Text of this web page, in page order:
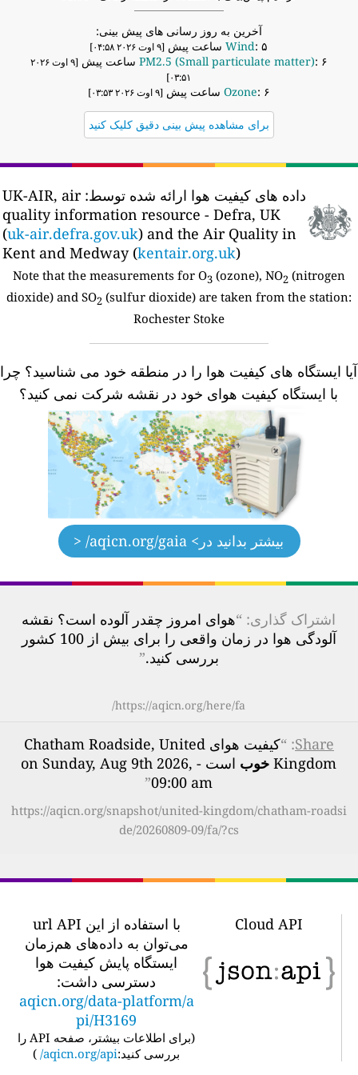
آخرین به روز رسانی های پیش بینی:
Wind : ۵ ساعت پیش [۹ اوت ۲۰۲۶ ۰۴:۵۸]
PM2.5 (Small particulate matter) : ۶ ساعت پیش
[۹ اوت ۲۰۲۶
۰۳:۵۱]
Ozone : ۶ ساعت پیش
برای مشاهده پیش بینی دقیق کلیک کنید
داده های کیفیت هوا ارائه شده توسط: UK-AIR, air
quality information resource - Defra, UK
(uk-air.defra.gov.uk) and the Air Quality in
Kent and Medway (kentair.org.uk)
Note that the measurements for O3(ozone), NO2(nitrogen
dioxide) and SO2(sulfur dioxide) are taken from the station:
Rochester Stoke
ایستگاه های کیفیت هوا را در منطقه خود می شناسید؟ چرا
با ایستگاه کیفیت هوای خود در نقشه شرکت نمی کنید؟
بیشتر بدانید در> aqicn.org/gaia/ <
اشتراک گذاری: “هوای امروز چقدر آلوده است؟ نقشه
آلودگی هوا در زمان واقعی را برای بیش از 100 کشور
بررسی کنید.”
https://aqicn.org/here/fa/
Share
: “
کیفیت هوای Chatham Roadside, United
Kingdom خوب
است - on Sunday, Aug 9th 2026,
09:00 am
”
https://aqicn.org/snapshot/united-kingdom/chatham-roadsi
de/20260809-09/fa/?cs
Cloud API
با استفاده از این url API
می‌توان به داده‌های هم‌زمان
ایستگاه پایش کیفیت هوا
دسترسی داشت:
aqicn.org/data-platform/a
pi/H3169
برای اطلاعات بیشتر، صفحه API را
بررسی کنید:aqicn.org/api/
)